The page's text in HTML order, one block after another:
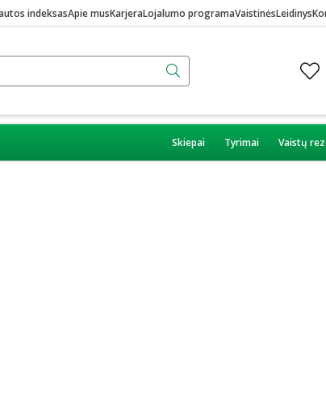
indeksasApie musKarjeraLojalumo programaVaistinėsLeidinys
Skiepai Tyrimai Vaistų